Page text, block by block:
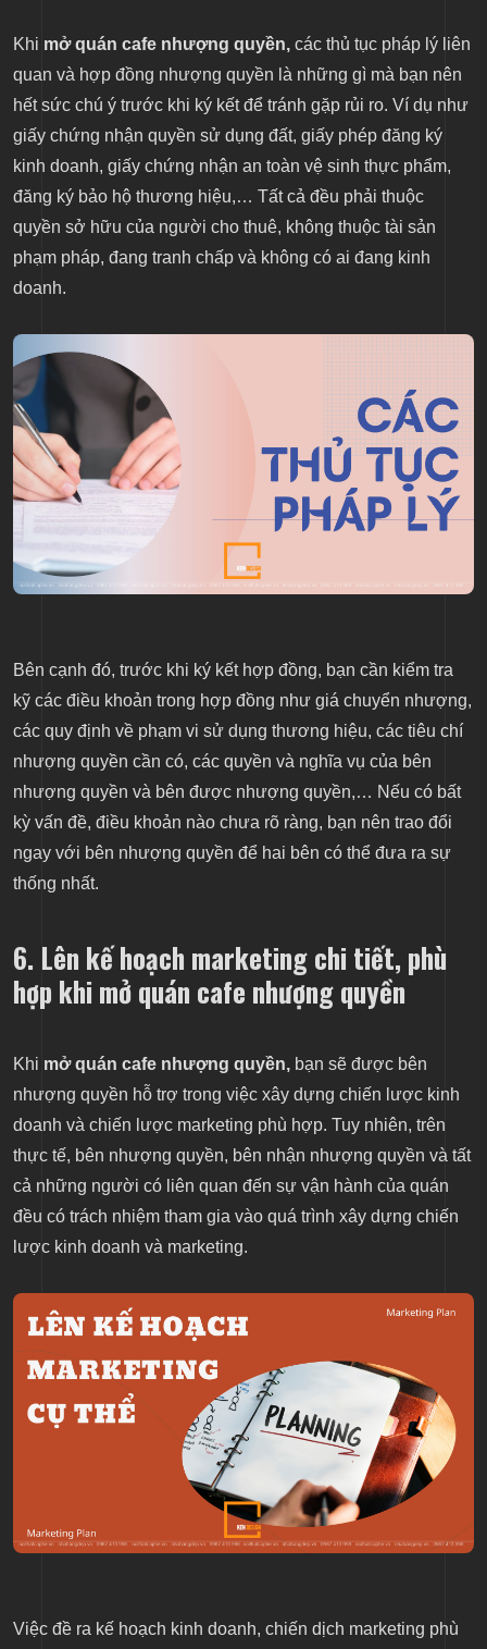
Khi mở quán cafe nhượng quyền, các thủ tục pháp lý liên
quan và hợp đồng nhượng quyền là những gì mà bạn nên
hết sức chú ý trước khi ký kết để tránh gặp rủi ro. Ví dụ như
giấy chứng nhận quyền sử dụng đất, giấy phép đăng ký
kinh doanh, giấy chứng nhận an toàn vệ sinh thực phẩm,
đăng ký bảo hộ thương hiệu,… Tất cả đều phải thuộc
quyền sở hữu của người cho thuê, không thuộc tài sản
phạm pháp, đang tranh chấp và không có ai đang kinh
doanh.
Bên cạnh đó, trước khi ký kết hợp đồng, bạn cần kiểm tra
kỹ các điều khoản trong hợp đồng như giá chuyển nhượng,
các quy định về phạm vi sử dụng thương hiệu, các tiêu chí
nhượng quyền cần có, các quyền và nghĩa vụ của bên
nhượng quyền và bên được nhượng quyền,… Nếu có bất
kỳ vấn đề, điều khoản nào chưa rõ ràng, bạn nên trao đổi
ngay với bên nhượng quyền để hai bên có thể đưa ra sự
thống nhất.
6. Lên kế hoạch marketing chi tiết, phù
hợp khi mở quán cafe nhượng quyền
Khi mở quán cafe nhượng quyền, bạn sẽ được bên
nhượng quyền hỗ trợ trong việc xây dựng chiến lược kinh
doanh và chiến lược marketing phù hợp. Tuy nhiên, trên
thực tế, bên nhượng quyền, bên nhận nhượng quyền và tất
cả những người có liên quan đến sự vận hành của quán
đều có trách nhiệm tham gia vào quá trình xây dựng chiến
lược kinh doanh và marketing.
Việc đề ra kế hoạch kinh doanh, chiến dịch marketing phù